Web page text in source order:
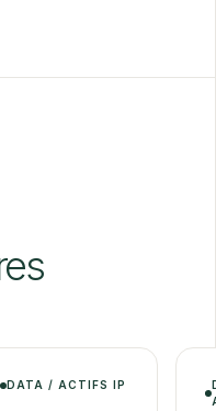
DATA / ACTIFS IP